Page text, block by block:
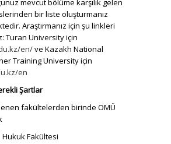
mevcut bölüme karşılık gelen
bir liste oluşturmanız
Araştırmanız için şu linkleri
Turan University için
en/ve Kazakh National
Training University için
en
Şartlar
fakültelerden birinde OMÜ
Hukuk Fakültesi